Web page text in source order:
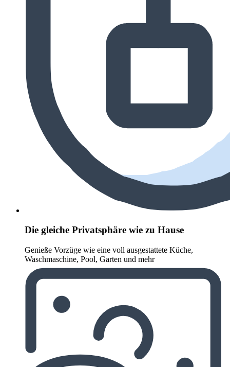
Die gleiche Privatsphäre wie zu Hause
Genieße Vorzüge wie eine voll ausgestattete Küche,
Waschmaschine, Pool, Garten und mehr